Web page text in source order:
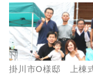
掛川市O様邸 上棟